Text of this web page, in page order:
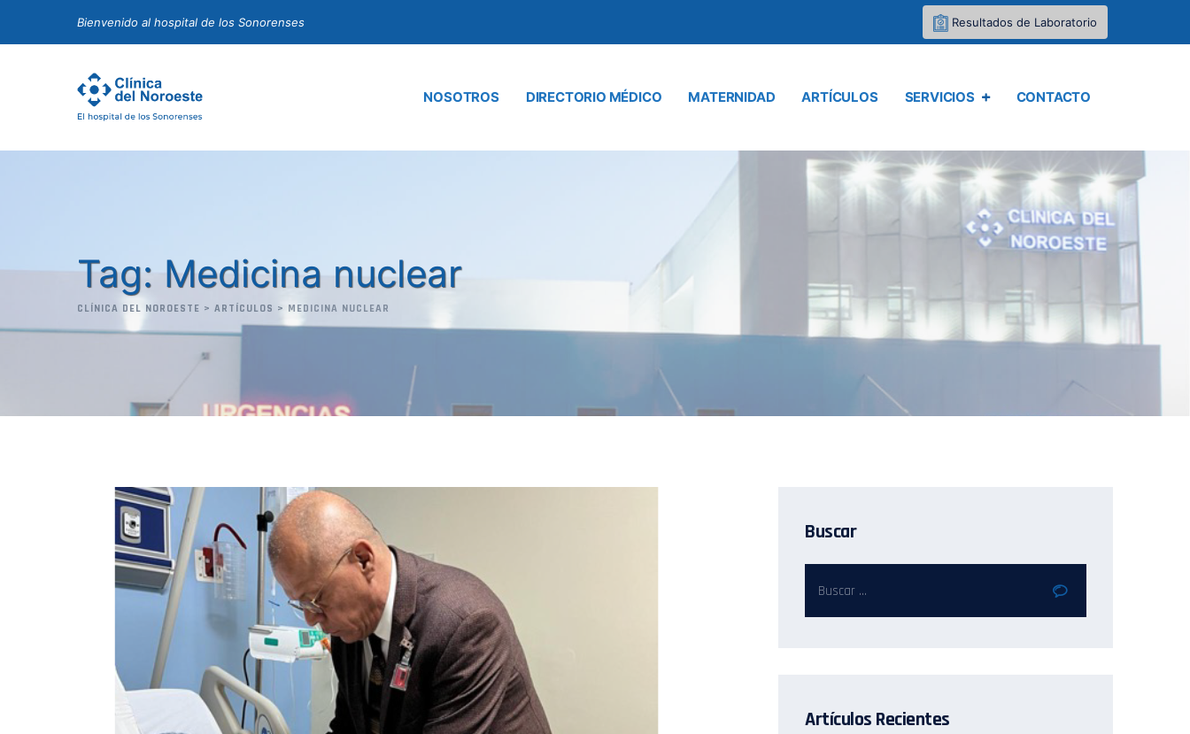
Bienvenido al hospital de los Sonorenses Resultados de Laboratorio
NOSOTROS DIRECTORIO MÉDICO MATERNIDAD ARTÍCULOS SERVICIOS CONTACTO
Tag: Medicina nuclear
CLÍNICA DEL NOROESTE > ARTÍCULOS > MEDICINA NUCLEAR
Buscar
Artículos Recientes